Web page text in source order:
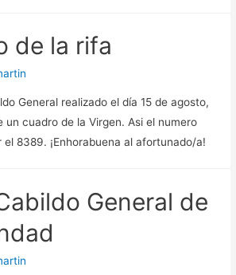
de la rifa
General realizado el día 15 de agosto,
un cuadro de la Virgen. Asi el numero
8389. ¡Enhorabuena al afortunado/a!
General de